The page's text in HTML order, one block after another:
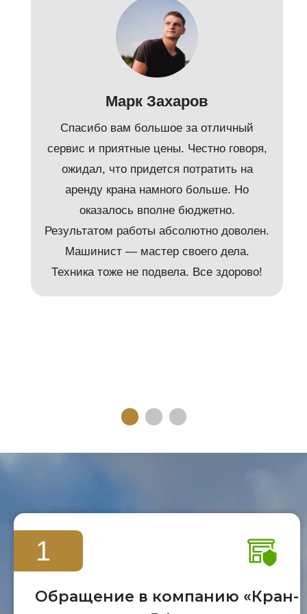
Марк Захаров
Спасибо вам большое за отличный
сервис и приятные цены. Честно говоря,
ожидал, что придется потратить на
аренду крана намного больше. Но
оказалось вполне бюджетно.
Результатом работы абсолютно доволен.
Машинист — мастер своего дела.
Техника тоже не подвела. Все здорово!
1
Обращение в компанию «Кран-